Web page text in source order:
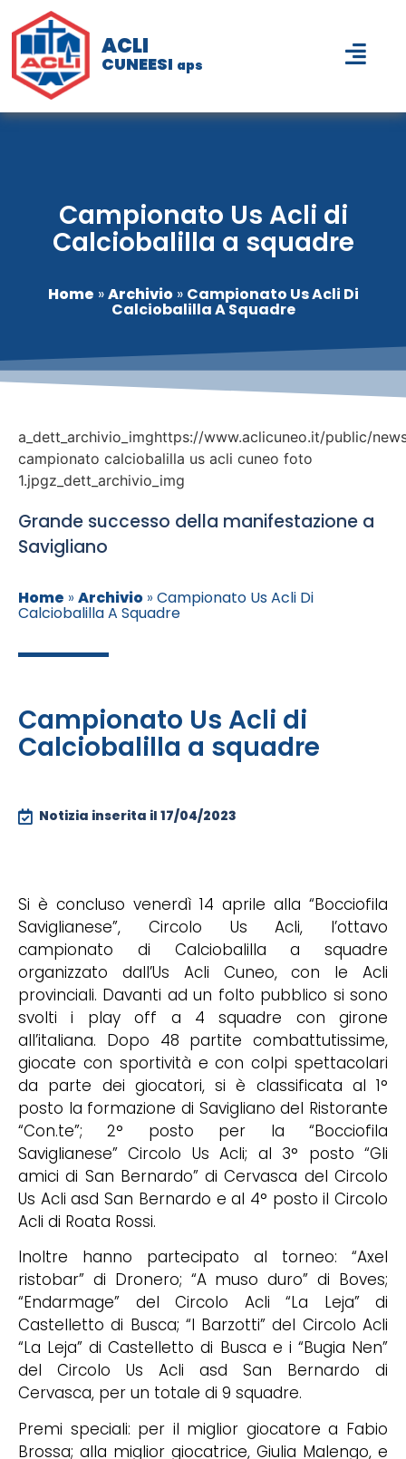
ACLI
CUNEESI aps
Campionato Us Acli di
Calciobalilla a squadre
Home »Archivio» Campionato Us Acli Di
Calciobalilla A Squadre
a_dett_archivio_imghttps://www.aclicuneo.it/public/
campionato calciobalilla us acli cuneo foto
1.jpgz_dett_archivio_img
Grande successo della manifestazione a
Savigliano
Home » Archivio » Campionato Us Acli Di
Calciobalilla A Squadre
Campionato Us Acli di
Calciobalilla a squadre
Notizia inserita il 17/04/2023
Si è concluso venerdì 14 aprile alla “Bocciofila
Saviglianese”, Circolo Us Acli, l’ottavo
campionato di Calciobalilla a squadre
organizzato dall’Us Acli Cuneo, con le Acli
provinciali. Davanti ad un folto pubblico si sono
svolti i play off a 4 squadre con girone
all’italiana. Dopo 48 partite combattutissime,
giocate con sportività e con colpi spettacolari
da parte dei giocatori, si è classificata al 1°
posto la formazione di Savigliano del Ristorante
“Con.te”; 2° posto per la “Bocciofila
Saviglianese” Circolo Us Acli; al 3° posto “Gli
amici di San Bernardo” di Cervasca del Circolo
Us Acli asd San Bernardo e al 4° posto il Circolo
Acli di Roata Rossi.
Inoltre hanno partecipato al torneo: “Axel
ristobar” di Dronero; “A muso duro” di Boves;
“Endarmage” del Circolo Acli “La Leja” di
Castelletto di Busca; “I Barzotti” del Circolo Acli
“La Leja” di Castelletto di Busca e i “Bugia Nen”
del Circolo Us Acli asd San Bernardo di
Cervasca, per un totale di 9 squadre.
Premi speciali: per il miglior giocatore a Fabio
Brossa; alla miglior giocatrice, Giulia Malengo, e